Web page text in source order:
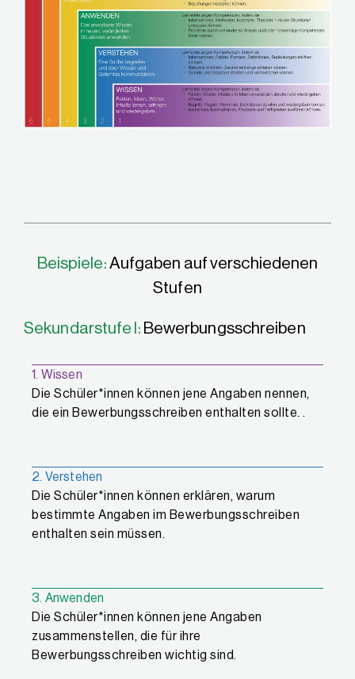
Beispiele:Aufgaben auf verschiedenen
Stufen
Sekundarstufe I: Bewerbungsschreiben
1. Wissen
Die Schüler*innen können jene Angaben nennen,
die ein Bewerbungsschreiben enthalten sollte. .
2. Verstehen
Die Schüler*innen können erklären, warum
bestimmte Angaben im Bewerbungsschreiben
enthalten sein müssen.
3. Anwenden
Die Schüler*innen können jene Angaben
zusammenstellen, die für ihre
Bewerbungsschreiben wichtig sind.